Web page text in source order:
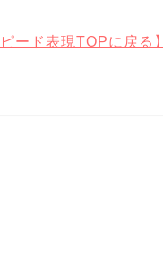
ード表現TOPに戻る】